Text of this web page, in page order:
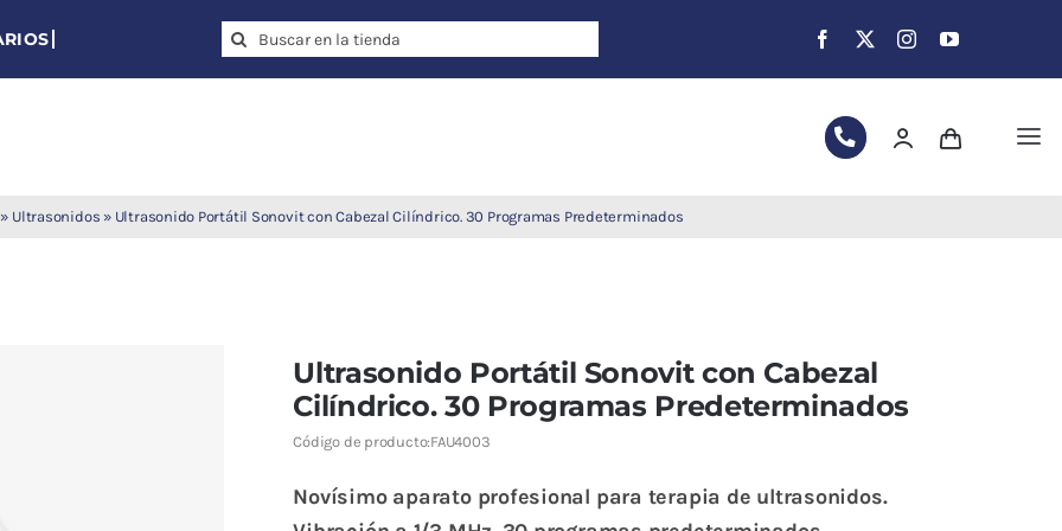
Search
» Ultrasonidos » Ultrasonido Portátil Sonovit con Cabezal Cilíndrico. 30 Programas Predeterminados
Ultrasonido Portátil Sonovit con Cabezal
Cilíndrico. 30 Programas Predeterminados
Código de producto:FAU4003
Novísimo aparato profesional para terapia de ultrasonidos.